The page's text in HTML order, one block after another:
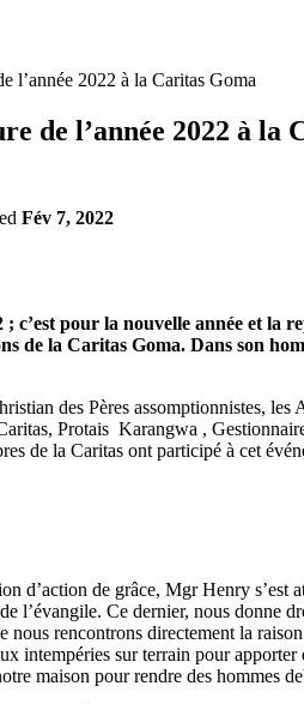
l’année 2022 à la Caritas Goma
de l’année 2022 à la
Fév 7, 2022
c’est pour la nouvelle année et la
de la Caritas Goma. Dans son
des Pères assomptionnistes,
Protais Karangwa ,
de la Caritas ont participé à cet
d’action de grâce, Mgr Henry
l’évangile. Ce dernier, nous donne
nous rencontrons directement la
intempéries sur terrain pour
maison pour rendre des hommes